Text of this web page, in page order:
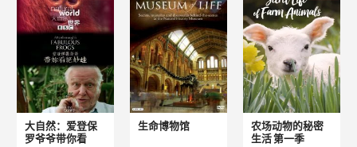
大自然：爱登保
罗爷爷带你看
生命博物馆
农场动物的秘密
生活 第一季